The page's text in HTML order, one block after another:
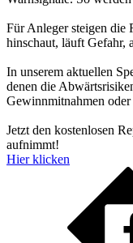
Für Anleger steigen die
hinschaut, läuft Gefahr,
In unserem aktuellen
denen die
Gewinnmitnahmen
Jetzt den kostenlosen
aufnimmt!
Hier klicken